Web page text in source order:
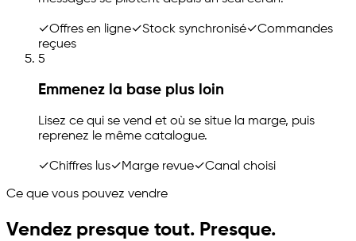
✓Offres en ligne✓Stock synchronisé✓Commandes
reçues
5
Emmenez la base plus loin
Lisez ce qui se vend et où se situe la marge, puis
reprenez le même catalogue.
✓Chiffres lus✓Marge revue✓Canal choisi
Ce que vous pouvez vendre
Vendez presque tout. Presque.